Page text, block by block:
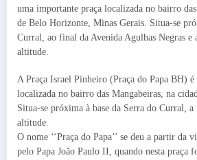
uma importante praça localizada no bairro
de Belo Horizonte, Minas Gerais. Situa-se
Curral, ao final da Avenida Agulhas Negras e
altitude.
A Praça Israel Pinheiro (Praça do Papa BH)
localizada no bairro das Mangabeiras, na
Situa-se próxima à base da Serra do Curral, a
altitude.
O nome ‘‘Praça do Papa’’ se deu a partir da
pelo Papa João Paulo II, quando nesta praça